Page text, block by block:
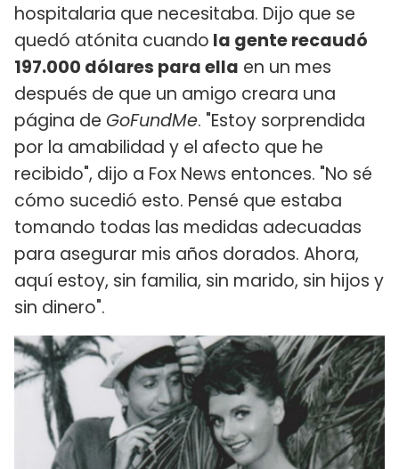
hospitalaria que necesitaba. Dijo que se
quedó atónita cuando la gente recaudó
197.000 dólares para ella en un mes
después de que un amigo creara una
página de GoFundMe. "Estoy sorprendida
por la amabilidad y el afecto que he
recibido", dijo a Fox News entonces. "No sé
cómo sucedió esto. Pensé que estaba
tomando todas las medidas adecuadas
para asegurar mis años dorados. Ahora,
aquí estoy, sin familia, sin marido, sin hijos y
sin dinero".